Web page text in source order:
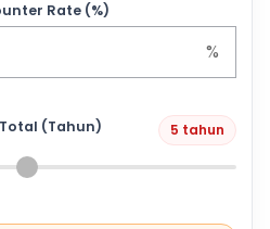
Rate (%)
%
(Tahun) 5 tahun